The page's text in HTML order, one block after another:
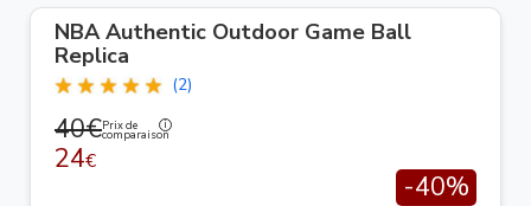
NBA Authentic Outdoor Game Ball
Replica
(2)
40€Prix de
comparaison
24€
-40%